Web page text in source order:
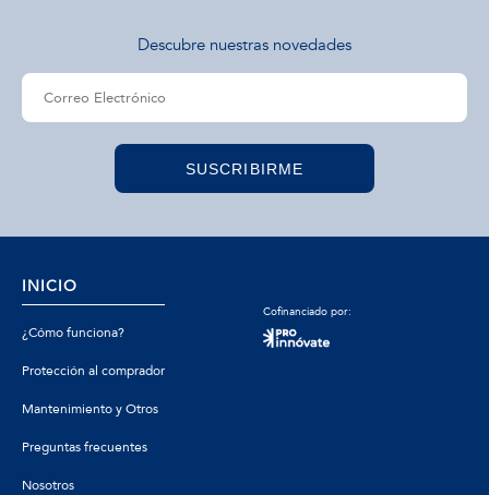
Descubre nuestras novedades
SUSCRIBIRME
INICIO
¿Cómo funciona?
Protección al comprador
Mantenimiento y Otros
Preguntas frecuentes
Nosotros
Cofinanciado por: